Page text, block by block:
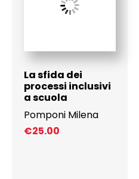
La sfida dei
processi inclusivi
a scuola
Pomponi Milena
€25.00